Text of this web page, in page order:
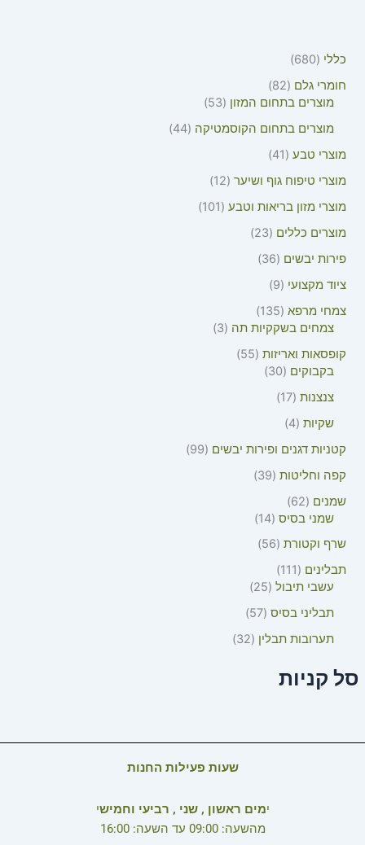
כללי
680
חומרי גלם
82
מוצרים בתחום המזון
53
מוצרים בתחום הקוסמטיקה 44
מוצרי טבע
41
מוצרי טיפוח גוף ושיער 12
מוצרי מזון בריאות וטבע
101
מוצרים כללים
23
פירות יבשים
36
ציוד מקצועי
9
צמחי מרפא 135
צמחים בשקקיות תה
3
קופסאות ואריזות 55
בקבוקים
30
צנצנות 17
שקיות 4
קטניות דגנים ופירות יבשים
99
קפה וחליטות 39
שמנים
62
שמני בסיס 14
שרף וקטורת 56
תבלינים
111
עשבי תיבול 25
תבליני בסיס 57
תערובות תבלין
32
סל קניות
שעות פעילות החנות
ימים ראשון , שני , רביעי וחמישי
מהשעה: 09:00 עד השעה: 16:00